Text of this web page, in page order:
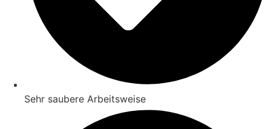
Sehr saubere Arbeitsweise